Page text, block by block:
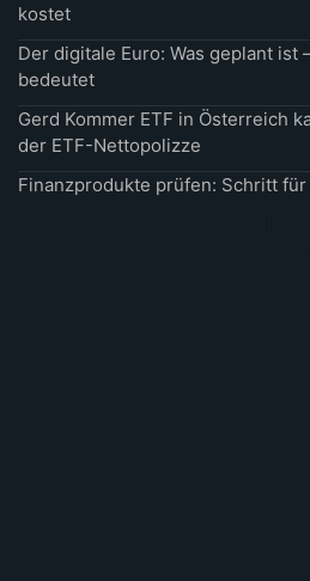
kostet
Der digitale Euro: Was geplant ist
bedeutet
Gerd Kommer ETF in Österreich
der ETF-Nettopolizze
Finanzprodukte prüfen: Schritt